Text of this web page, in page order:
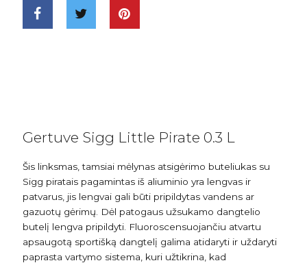
Gertuve Sigg Little Pirate 0.3 L
Šis linksmas, tamsiai mėlynas atsigėrimo buteliukas su
Sigg piratais pagamintas iš aliuminio yra lengvas ir
patvarus, jis lengvai gali būti pripildytas vandens ar
gazuotų gėrimų. Dėl patogaus užsukamo dangtelio
butelį lengva pripildyti. Fluoroscensuojančiu atvartu
apsaugotą sportišką dangtelį galima atidaryti ir uždaryti
paprasta vartymo sistema, kuri užtikrina, kad